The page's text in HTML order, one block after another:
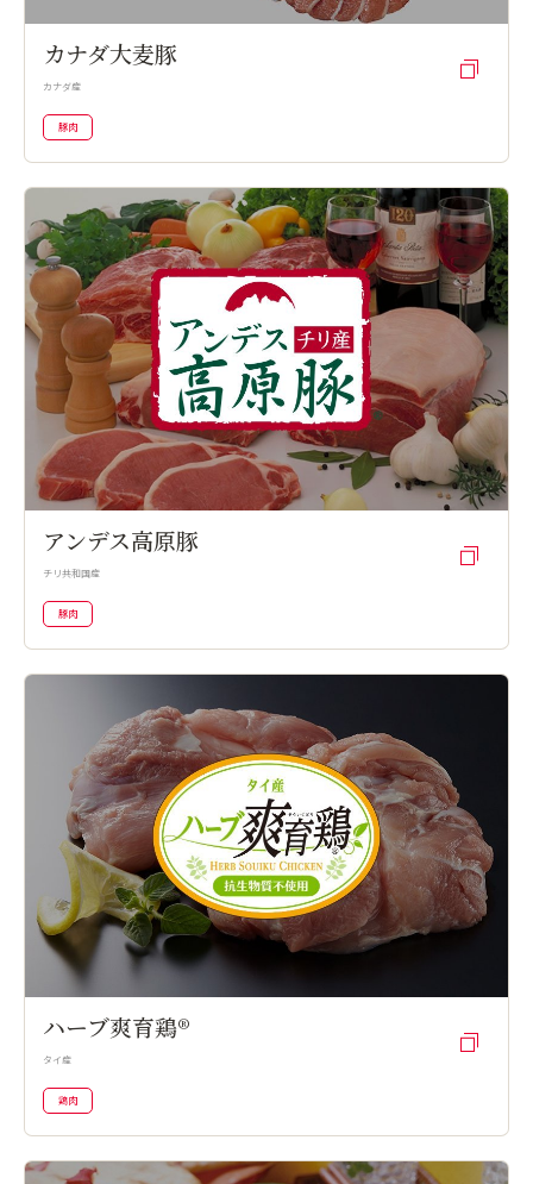
カナダ大麦豚
カナダ産
豚肉
アンデス高原豚
チリ共和国産
豚肉
ハーブ爽育鶏®
タイ産
鶏肉